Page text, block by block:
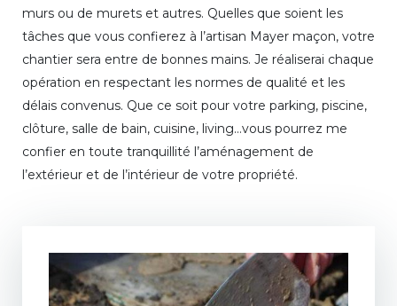
murs ou de murets et autres. Quelles que soient les
tâches que vous confierez à l’artisan Mayer maçon, votre
chantier sera entre de bonnes mains. Je réaliserai chaque
opération en respectant les normes de qualité et les
délais convenus. Que ce soit pour votre parking, piscine,
clôture, salle de bain, cuisine, living…vous pourrez me
confier en toute tranquillité l’aménagement de
l’extérieur et de l’intérieur de votre propriété.